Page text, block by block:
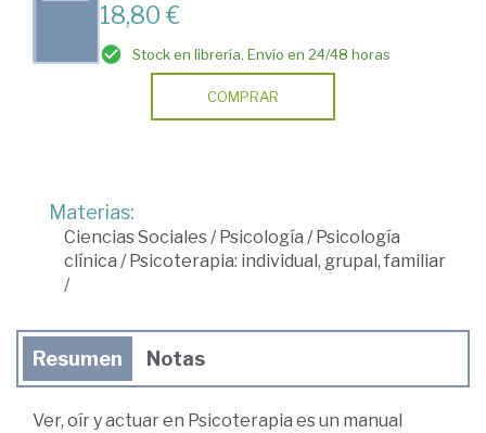
18,80 €
Stock en librería. Envío en 24/48 horas
COMPRAR
Materias:
Ciencias Sociales/Psicología /Psicología
clínica /Psicoterapia: individual, grupal, familiar
/
Resumen Notas
Ver, oír y actuar en Psicoterapia es un manual